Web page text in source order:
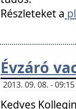
Részleteket a
Évzáró
2013. 09. 08. -
Kedves